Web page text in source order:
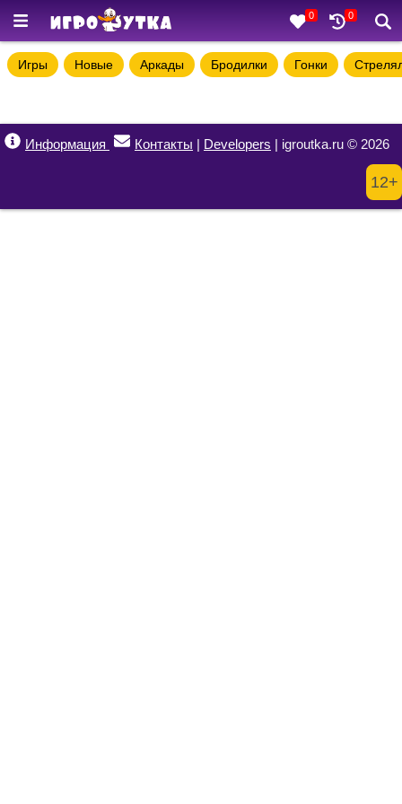
0 0
Игры Новые Аркады Бродилки Гонки
Информация Контакты | Developers | igroutka.ru © 2026
12+